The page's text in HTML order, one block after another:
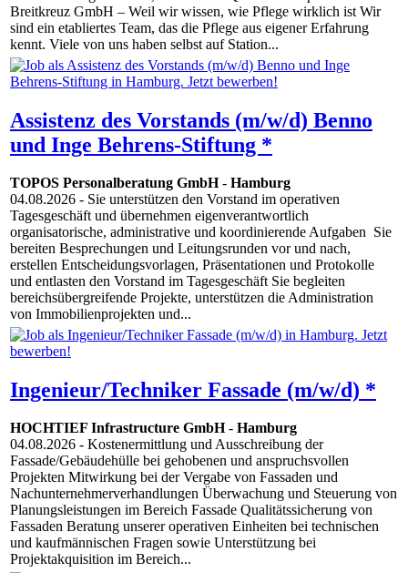
Breitkreuz GmbH – Weil wir wissen, wie Pflege wirklich ist Wir
sind ein etabliertes Team, das die Pflege aus eigener Erfahrung
kennt. Viele von uns haben selbst auf Station...
Assistenz des Vorstands (m/w/d) Benno
und Inge Behrens-Stiftung *
TOPOS Personalberatung GmbH- Hamburg
04.08.2026 - Sie unterstützen den Vorstand im operativen
Tagesgeschäft und übernehmen eigenverantwortlich
organisatorische, administrative und koordinierende Aufgaben Sie
bereiten Besprechungen und Leitungsrunden vor und nach,
erstellen Entscheidungsvorlagen, Präsentationen und Protokolle
und entlasten den Vorstand im Tagesgeschäft Sie begleiten
bereichsübergreifende Projekte, unterstützen die Administration
von Immobilienprojekten und...
Ingenieur/Techniker Fassade (m/w/d) *
HOCHTIEF Infrastructure GmbH- Hamburg
04.08.2026 - Kostenermittlung und Ausschreibung der
Fassade/Gebäudehülle bei gehobenen und anspruchsvollen
Projekten Mitwirkung bei der Vergabe von Fassaden und
Nachunternehmerverhandlungen Überwachung und Steuerung von
Planungsleistungen im Bereich Fassade Qualitätssicherung von
Fassaden Beratung unserer operativen Einheiten bei technischen
und kaufmännischen Fragen sowie Unterstützung bei
Projektakquisition im Bereich...